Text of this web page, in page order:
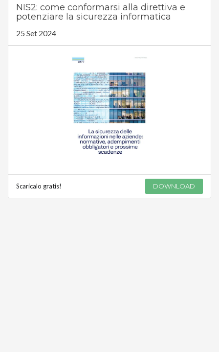
NIS2: come conformarsi alla direttiva e
potenziare la sicurezza informatica
25 Set 2024
Scaricalo gratis! DOWNLOAD